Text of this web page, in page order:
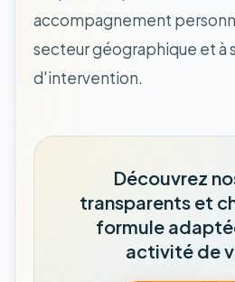
accompagnement
secteur géographique et à
d'intervention.
Découvrez
transparents et
formule
activité de